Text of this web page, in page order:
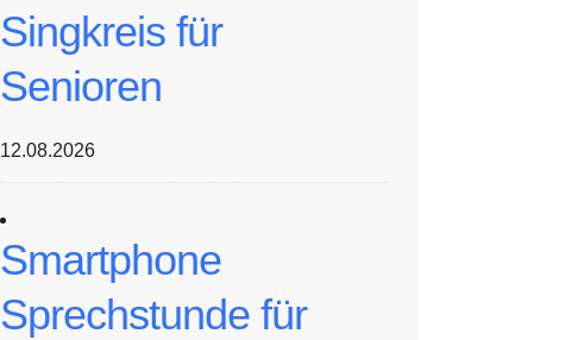
Singkreis für
Senioren
12.08.2026
Smartphone
Sprechstunde für